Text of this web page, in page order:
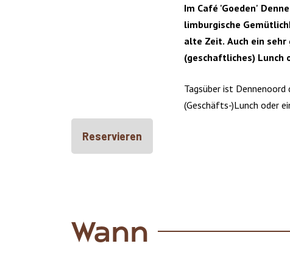
Im Café 'Goeden'
limburgische
alte Zeit. Auch ein
(geschaftliches) Lunch
Tagsüber ist
(Geschäfts-)Lunch oder
Reservieren
Wann